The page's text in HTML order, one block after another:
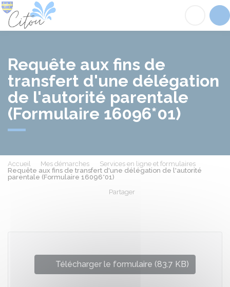
Requête aux fins de
transfert d'une délégation
de l'autorité parentale
(Formulaire 16096*01)
Accueil Mes démarches
Services en ligne et formulaires
Requête aux fins de transfert d'une délégation de l'autorité
parentale (Formulaire 16096*01)
Partager
Télécharger le formulaire (83.7 KB)